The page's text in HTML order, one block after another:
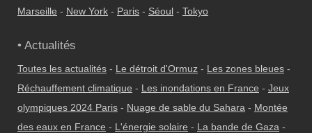
Marseille - New York - Paris - Séoul - Tokyo
• Actualités
Toutes les actualités - Le détroit d'Ormuz - Les zones bleues -
Réchauffement climatique - Les inondations en France - Jeux
olympiques 2024 Paris - Nuage de sable du Sahara - Montée
des eaux en France - L'énergie solaire - La bande de Gaza -